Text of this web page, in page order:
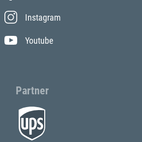
Instagram
Youtube
Partner